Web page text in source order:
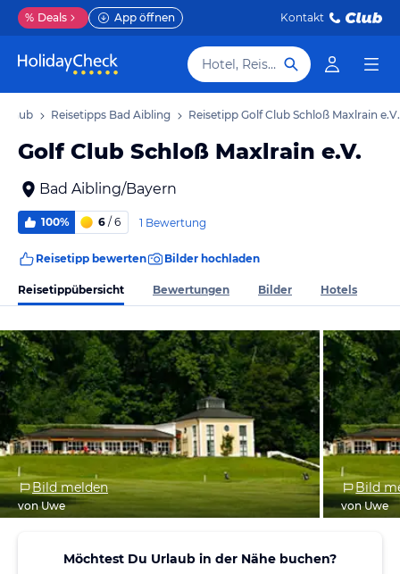
% Deals App öffnen Kontakt
Hotel, Reiseziel
Reisetipps Bad Aibling Reisetipp Golf Club Schloß Maxlrain e.V.
Golf Club Schloß Maxlrain e.V.
Bad Aibling/Bayern
100% 6 / 6 1 Bewertung
Reisetipp bewerten Bilder hochladen
Reisetippübersicht Bewertungen Bilder Hotels
Bild melden
von Uwe
Bild
von Uwe
Möchtest Du Urlaub in der Nähe buchen?